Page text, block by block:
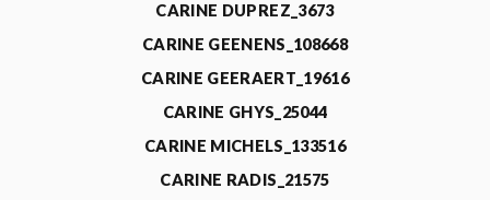
CARINE DUPREZ_3673
CARINE GEENENS_108668
CARINE GEERAERT_19616
CARINE GHYS_25044
CARINE MICHELS_133516
CARINE RADIS_21575